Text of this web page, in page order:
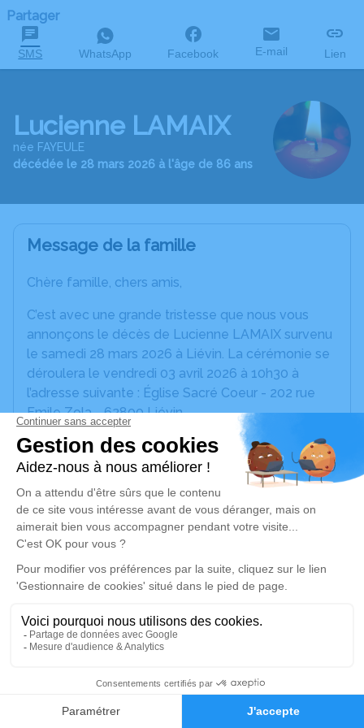
Faire-part Hommages
Partager
SMS WhatsApp Facebook E-mail Lien
Lucienne LAMAIX
née FAYEULE
décédée le 28 mars 2026 à l'âge de 86 ans
Message de la famille
Chère famille, chers amis,
C’est avec une grande tristesse que nous vous
annonçons le décès de Lucienne LAMAIX survenu
le samedi 28 mars 2026 à Liévin. La cérémonie se
déroulera le vendredi 03 avril 2026 à 10h30 à
l’adresse suivante : Église Sacré Coeur - 202 rue
Emile Zola - 62800 Liévin.
Nous vous invitons à utiliser cet espace pour
laisser vos condoléances, partager des photos
souvenirs, une anecdote ou exprimer vos pensées
à travers des poèmes ou des textes. Cet endroit
est un lieu d'expression dédié à honorer la
mémoire de Lucienne LAMAIX.
Ses enfants, petits-enfants, arrière petits-enfants,
Toute la Famille,
Ses nombreux amis et voisins
Ont la douleur de vous faire part du décès de
Madame Lucienne LAMAIX